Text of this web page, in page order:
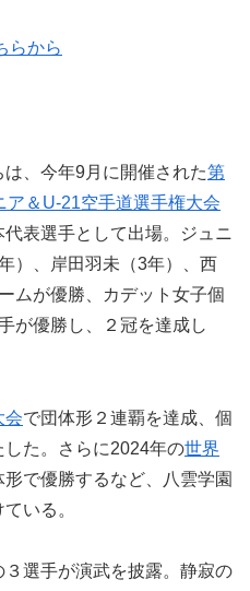
らから
、今年9月に開催された第
＆U-21空手道選手権大会
表選手として出場。ジュニ
）、岸田羽未（3年）、西
ムが優勝、カデット女子個
が優勝し、２冠を達成し
会で団体形２連覇を達成、個
した。さらに2024年の世界
で優勝するなど、八雲学園
いる。
選手が演武を披露。静寂の